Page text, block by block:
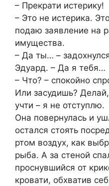
– Прекрати истерику!
– Это не истерика.
подаю заявление на
имущества.
– Да ты… –
Эдуард. – Да я тебя…
– Что? – спокойно
Или засудишь?
учти – я не отступлю.
Она повернулась и
остался стоять
ртом воздух, как
рыба. А за стеной
проснувшийся от
кровати, обхватив